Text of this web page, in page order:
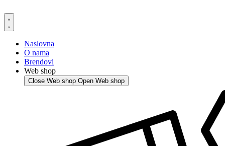
to
content
Naslovna
O nama
Brendovi
Web shop
Close Web shop Open Web shop